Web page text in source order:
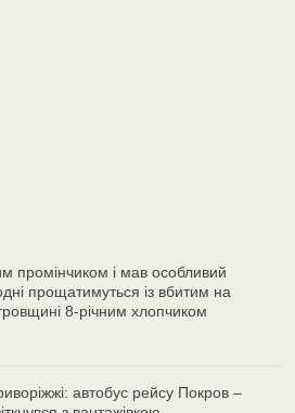
промінчиком і мав особливий
прощатимуться із вбитим на
8-річним хлопчиком
автобус рейсу Покров –